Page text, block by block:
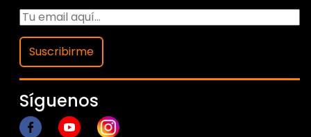
Suscribirme
Síguenos